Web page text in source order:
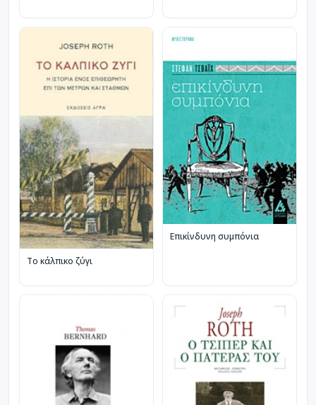
Το κάλπικο ζύγι
Επικίνδυνη συμπόνια